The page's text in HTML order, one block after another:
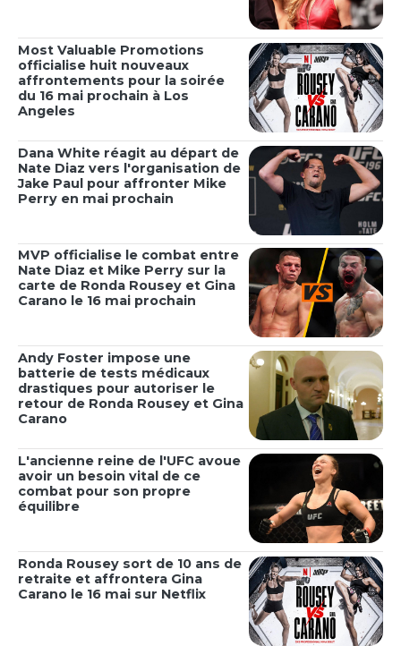
Most Valuable Promotions
officialise huit nouveaux
affrontements pour la soirée
du 16 mai prochain à Los
Angeles
Dana White réagit au départ de
Nate Diaz vers l'organisation de
Jake Paul pour affronter Mike
Perry en mai prochain
MVP officialise le combat entre
Nate Diaz et Mike Perry sur la
carte de Ronda Rousey et Gina
Carano le 16 mai prochain
Andy Foster impose une
batterie de tests médicaux
drastiques pour autoriser le
retour de Ronda Rousey et Gina
Carano
L'ancienne reine de l'UFC avoue
avoir un besoin vital de ce
combat pour son propre
équilibre
Ronda Rousey sort de 10 ans de
retraite et affrontera Gina
Carano le 16 mai sur Netflix